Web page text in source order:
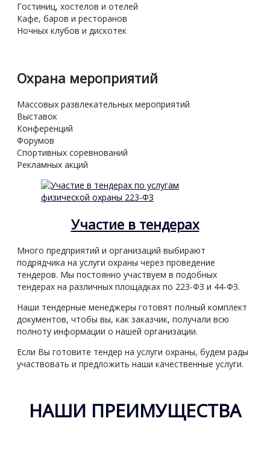
Гостиниц, хостелов и отелей
Кафе, баров и ресторанов
Ночных клубов и дискотек
Охрана мероприятий
Массовых развлекательных мероприятий
Выставок
Конференций
Форумов
Спортивных соревнований
Рекламных акций
Участие в тендерах
Много предприятий и организаций выбирают
подрядчика на услуги охраны через проведение
тендеров. Мы постоянно участвуем в подобных
тендерах на различных площадках по 223-ФЗ и 44-ФЗ.
Наши тендерные менеджеры готовят полный комплект
документов, чтобы вы, как заказчик, получали всю
полноту информации о нашей организации.
Если Вы готовите тендер на услуги охраны, будем рады
участвовать и предложить наши качественные услуги.
НАШИ ПРЕИМУЩЕСТВА